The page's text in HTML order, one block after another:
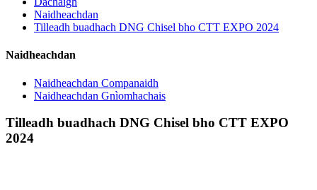
Naidheachdan
Tilleadh buadhach DNG Chisel bho CTT EXPO 2024
Naidheachdan
Naidheachdan Companaidh
Naidheachdan Gnìomhachais
Tilleadh buadhach DNG Chisel bho CTT EXPO
2024